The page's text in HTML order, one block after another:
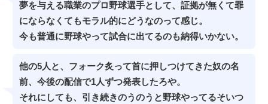
夢を与える職業のプロ野球選手として、証拠が無くて罪
にならなくてもモラル的にどうなのって感じ。
今も普通に野球やって試合に出てるのも納得いかない。
他の5人と、フォーク炙って首に押しつけてきた奴の名
前、今後の配信で1人ずつ発表したろや。
それにしても、引き続きのうのうと野球やってるそいつ